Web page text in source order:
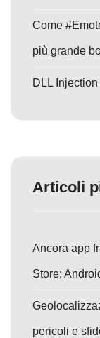
Come
più grande
DLL
Articoli
Ancora app
Store:
pericoli e